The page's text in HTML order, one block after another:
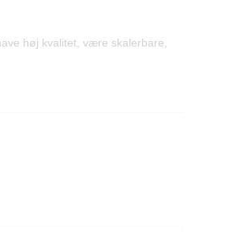
høj kvalitet, være skalerbare,